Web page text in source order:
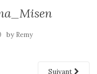
by Remy
Suivant